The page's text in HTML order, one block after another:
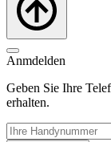
Anmdelden
Geben Sie Ihre
erhalten.